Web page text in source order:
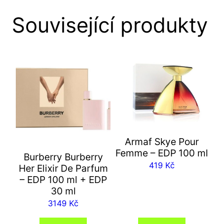
Související produkty
Burberry Burberry
Her Elixir De Parfum
– EDP 100 ml + EDP
30 ml
3149 Kč
Armaf Skye Pour
Femme – EDP 100 ml
419 Kč